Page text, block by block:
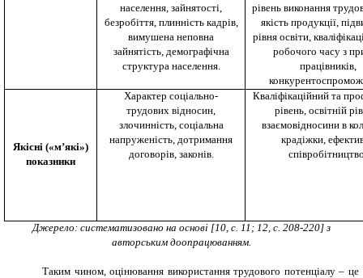
населення, зайнятості,
безробіття, плинність кадрів,
вимушена неповна
зайнятість, демографічна
структура населення.
рівень виконання
якість продукції,
рівня освіти,
робочого часу з
працівників,
Якісні («м’які»)
показники
Характер соціально-
трудових відносин,
злочинність, соціальна
напруженість, дотримання
договорів, законів.
Кваліфікаційний та
рівень, освітній
взаємовідносини в
крадіжки,
Джерело: систематизовано на основі [10 , с. 11; 12 , с. 208-220] з
авторським доопрацюванням.
Таким чином, оцінювання використання трудового потенціалу – це